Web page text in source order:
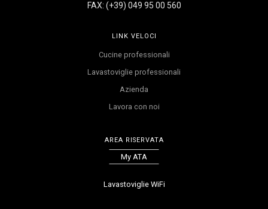
FAX: (+39) 049 95 00 560
LINK VELOCI
Cucine professionali
Lavastoviglie professionali
Azienda
Lavora con noi
AREA RISERVATA
My ATA
Lavastoviglie WiFi